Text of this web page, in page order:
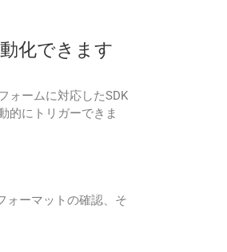
化できます
ォームに対応したSDK
的にトリガーできま
ォーマットの確認、そ